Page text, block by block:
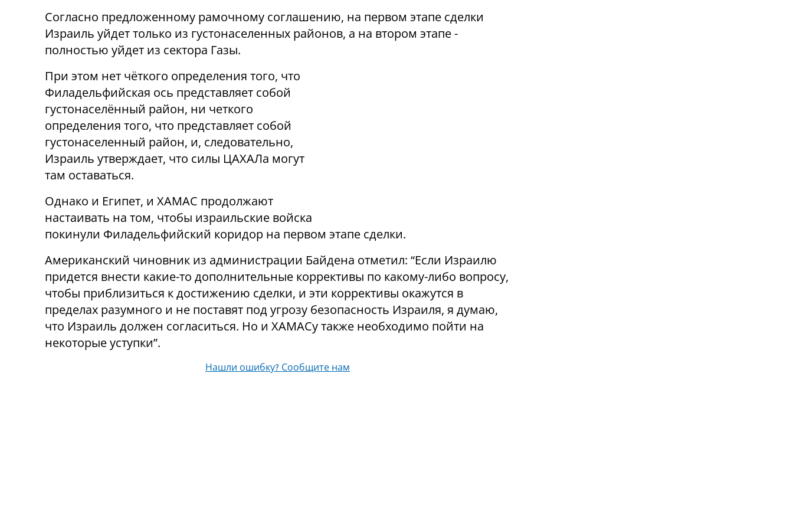
Согласно предложенному рамочному соглашению, на первом этапе сделки
Израиль уйдет только из густонаселенных районов, а на втором этапе -
полностью уйдет из сектора Газы.
При этом нет чёткого определения того, что
Филадельфийская ось представляет собой
густонаселённый район, ни четкого
определения того, что представляет собой
густонаселенный район, и, следовательно,
Израиль утверждает, что силы ЦАХАЛа могут
там оставаться.
Однако и Египет, и ХАМАС продолжают
настаивать на том, чтобы израильские войска
покинули Филадельфийский коридор на первом этапе сделки.
Американский чиновник из администрации Байдена отметил: “Если Израилю
придется внести какие-то дополнительные коррективы по какому-либо вопросу,
чтобы приблизиться к достижению сделки, и эти коррективы окажутся в
пределах разумного и не поставят под угрозу безопасность Израиля, я думаю,
что Израиль должен согласиться. Но и ХАМАСу также необходимо пойти на
некоторые уступки”.
Нашли ошибку? Сообщите нам